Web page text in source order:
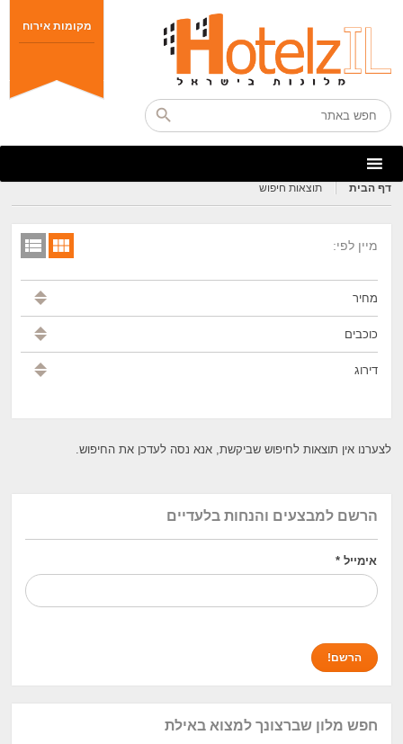
מקומות אירוח
דף הבית תוצאות חיפוש
מיין לפי:
מחיר
כוכבים
דירוג
לצערנו אין תוצאות לחיפוש שביקשת, אנא נסה לעדכן את החיפוש.
הרשם למבצעים והנחות בלעדיים
אימייל*
חפש מלון שברצונך למצוא באילת